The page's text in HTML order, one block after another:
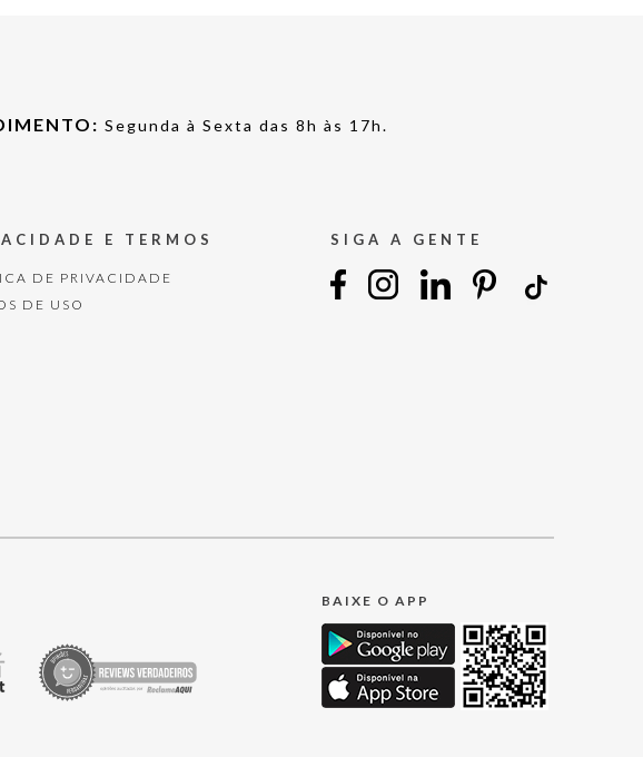
Segunda à Sexta das 8h às 17h.
E TERMOS
DE PRIVACIDADE
DE USO
SIGA A GENTE
BAIXE O APP